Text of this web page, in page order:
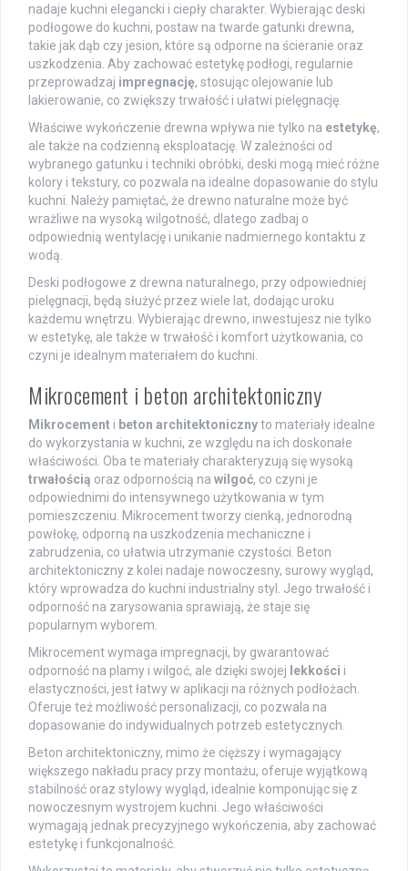
nadaje kuchni elegancki i ciepły charakter. Wybierając deski
podłogowe do kuchni, postaw na twarde gatunki drewna,
takie jak dąb czy jesion, które są odporne na ścieranie oraz
uszkodzenia. Aby zachować estetykę podłogi, regularnie
przeprowadzaj impregnację, stosując olejowanie lub
lakierowanie, co zwiększy trwałość i ułatwi pielęgnację.
Właściwe wykończenie drewna wpływa nie tylko na estetykę,
ale także na codzienną eksploatację. W zależności od
wybranego gatunku i techniki obróbki, deski mogą mieć różne
kolory i tekstury, co pozwala na idealne dopasowanie do stylu
kuchni. Należy pamiętać, że drewno naturalne może być
wrażliwe na wysoką wilgotność, dlatego zadbaj o
odpowiednią wentylację i unikanie nadmiernego kontaktu z
wodą.
Deski podłogowe z drewna naturalnego, przy odpowiedniej
pielęgnacji, będą służyć przez wiele lat, dodając uroku
każdemu wnętrzu. Wybierając drewno, inwestujesz nie tylko
w estetykę, ale także w trwałość i komfort użytkowania, co
czyni je idealnym materiałem do kuchni.
Mikrocement i beton architektoniczny
Mikrocement i beton architektonicznyto materiały idealne
do wykorzystania w kuchni, ze względu na ich doskonałe
właściwości. Oba te materiały charakteryzują się wysoką
trwałością oraz odpornością na wilgoć, co czyni je
odpowiednimi do intensywnego użytkowania w tym
pomieszczeniu. Mikrocement tworzy cienką, jednorodną
powłokę, odporną na uszkodzenia mechaniczne i
zabrudzenia, co ułatwia utrzymanie czystości. Beton
architektoniczny z kolei nadaje nowoczesny, surowy wygląd,
który wprowadza do kuchni industrialny styl. Jego trwałość i
odporność na zarysowania sprawiają, że staje się
popularnym wyborem.
Mikrocement wymaga impregnacji, by gwarantować
odporność na plamy i wilgoć, ale dzięki swojej lekkości i
elastyczności, jest łatwy w aplikacji na różnych podłożach.
Oferuje też możliwość personalizacji, co pozwala na
dopasowanie do indywidualnych potrzeb estetycznych.
Beton architektoniczny, mimo że cięższy i wymagający
większego nakładu pracy przy montażu, oferuje wyjątkową
stabilność oraz stylowy wygląd, idealnie komponując się z
nowoczesnym wystrojem kuchni. Jego właściwości
wymagają jednak precyzyjnego wykończenia, aby zachować
estetykę i funkcjonalność.